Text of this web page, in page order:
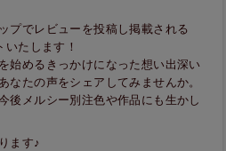
プでレビューを投稿し掲載される
たします！
始めるきっかけになった想い出深い
なたの声をシェアしてみませんか。
後メルシー別注色や作品にも生かし
ます♪